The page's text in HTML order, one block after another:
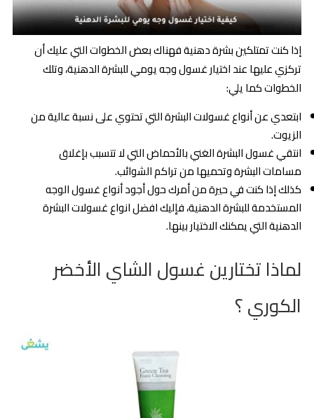
إذا كنت تمتلكين بشرة دهنية فهناك بعض الخطوات التي عليك أن
تركزي عليها عند اختيار غسول وجه يومي للبشرة الدهنية، وتلك
الخطوات كما يلي:
ابتعدي عن أنواع غسولات البشرة التي تحتوي على نسبة عالية من
الزيوت.
انتقي غسول البشرة الغني بالأحماض التي لا تتسبب بإغلاق
مسامات البشرة وتحميها من تراكم الشوائب.
كذلك إذا كنت في حيرة من أمرك حول أجود أنواع غسول الوجه
المستخدمة للبشرة الدهنية، فإليك افضل انواع غسولات البشرة
الدهنية التي يمكنك الاختيار بينها.
لماذا تختارين غسول الشاي الأخضر
الكوري ؟